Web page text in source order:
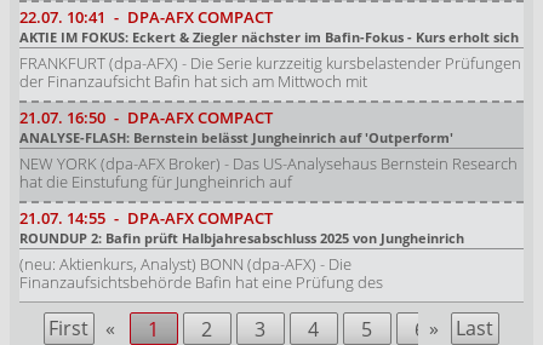
22.07. 10:41 - DPA-AFX COMPACT
AKTIE IM FOKUS: Eckert & Ziegler nächster im Bafin-Fokus - Kurs erholt sich
FRANKFURT (dpa-AFX) - Die Serie kurzzeitig kursbelastender Prüfungen
der Finanzaufsicht Bafin hat sich am Mittwoch mit
21.07. 16:50 - DPA-AFX COMPACT
ANALYSE-FLASH: Bernstein belässt Jungheinrich auf 'Outperform'
NEW YORK (dpa-AFX Broker) - Das US-Analysehaus Bernstein Research
hat die Einstufung für Jungheinrich auf
21.07. 14:55 - DPA-AFX COMPACT
ROUNDUP 2: Bafin prüft Halbjahresabschluss 2025 von Jungheinrich
(neu: Aktienkurs, Analyst) BONN (dpa-AFX) - Die
Finanzaufsichtsbehörde Bafin hat eine Prüfung des
First « 1 2 3 4 5 6 » Last